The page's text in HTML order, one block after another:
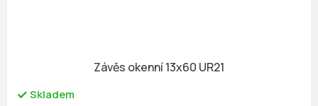
Závěs okenní 13x60 UR21
Skladem